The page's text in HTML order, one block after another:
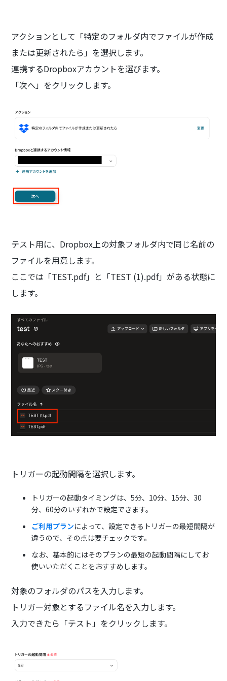
アクションとして「特定のフォルダ内でファイルが作成
または更新されたら」を選択します。
連携するDropboxアカウントを選びます。
「次へ」をクリックします。
テスト用に、Dropbox上の対象フォルダ内で同じ名前の
ファイルを用意します。
ここでは「TEST.pdf」と「TEST (1).pdf」がある状態に
します。
トリガーの起動間隔を選択します。
トリガーの起動タイミングは、5分、10分、15分、30
分、60分のいずれかで設定できます。
ご利用プランによって、設定できるトリガーの最短間隔が
違うので、その点は要チェックです。
なお、基本的にはそのプランの最短の起動間隔にしてお
使いいただくことをおすすめします。
対象のフォルダのパスを入力します。
トリガー対象とするファイル名を入力します。
入力できたら「テスト」をクリックします。